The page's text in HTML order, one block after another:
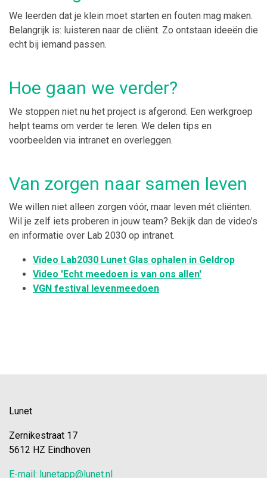
We leerden dat je klein moet starten en fouten mag maken.
Belangrijk is: luisteren naar de cliënt. Zo ontstaan ideeën die
echt bij iemand passen.
Hoe gaan we verder?
We stoppen niet nu het project is afgerond. Een werkgroep
helpt teams om verder te leren. We delen tips en
voorbeelden via intranet en overleggen.
Van zorgen naar samen leven
We willen niet alleen zorgen vóór, maar leven mét cliënten.
Wil je zelf iets proberen in jouw team? Bekijk dan de video’s
en informatie over Lab 2030 op intranet.
Video Lab2030 Lunet Glas ophalen in Geldrop
Video 'Echt meedoen is van ons allen'
VGN festival levenmeedoen
Lunet
Zernikestraat 17
5612 HZ Eindhoven
E-mail: lunetapp@lunet.nl